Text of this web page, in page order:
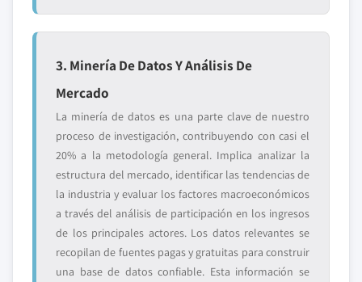
3. Minería De Datos Y Análisis De
Mercado
La minería de datos es una parte clave de nuestro
proceso de investigación, contribuyendo con casi el
20% a la metodología general. Implica analizar la
estructura del mercado, identificar las tendencias de
la industria y evaluar los factores macroeconómicos
a través del análisis de participación en los ingresos
de los principales actores. Los datos relevantes se
recopilan de fuentes pagas y gratuitas para construir
una base de datos confiable. Esta información se